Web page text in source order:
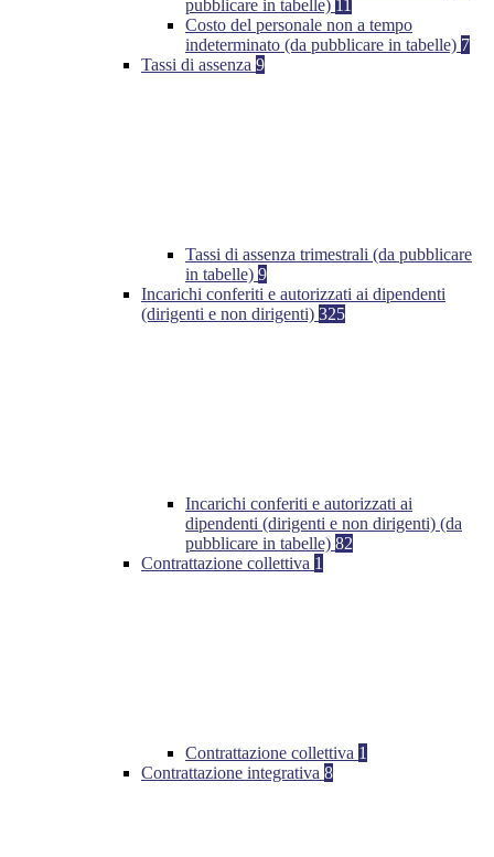
pubblicare in tabelle) 11
Costo del personale non a tempo
indeterminato (da pubblicare in tabelle) 7
Tassi di assenza 9
Tassi di assenza trimestrali (da pubblicare
in tabelle) 9
Incarichi conferiti e autorizzati ai dipendenti
(dirigenti e non dirigenti) 325
Incarichi conferiti e autorizzati ai
dipendenti (dirigenti e non dirigenti) (da
pubblicare in tabelle) 82
Contrattazione collettiva 1
Contrattazione collettiva 1
Contrattazione integrativa 8